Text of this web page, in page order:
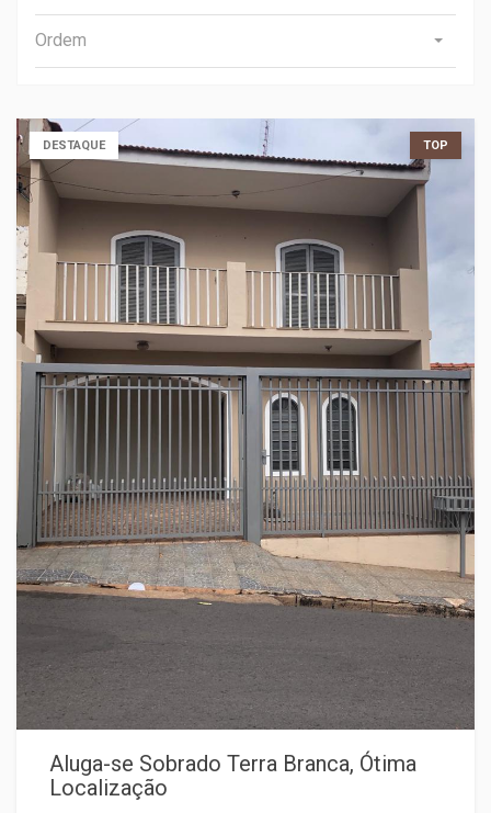
Ordem
DESTAQUE TOP
Aluga-se Sobrado Terra Branca, Ótima
Localização